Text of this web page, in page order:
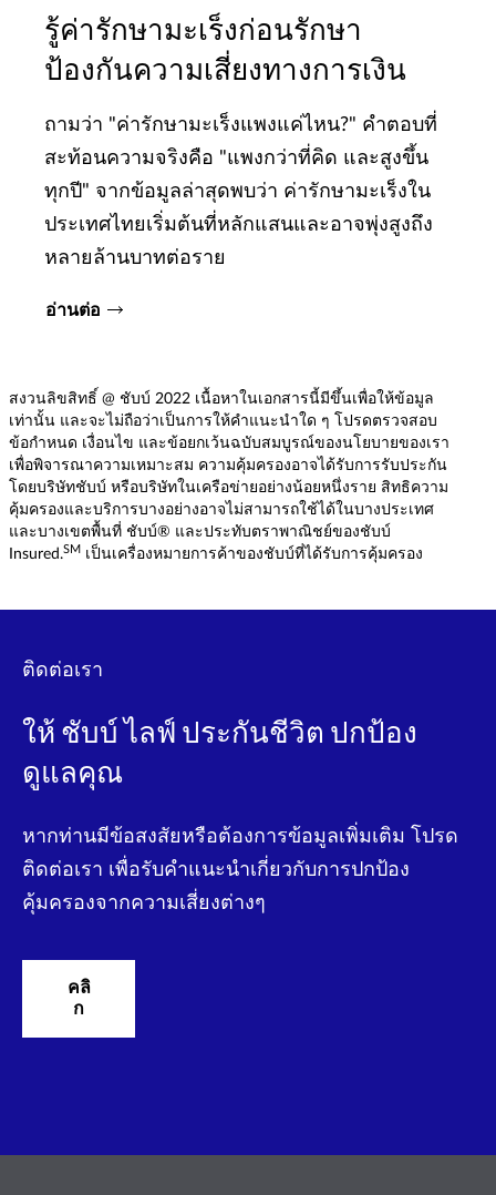
รู้ค่ารักษามะเร็งก่อนรักษา
ป้องกันความเสี่ยงทางการเงิน
ถามว่า "ค่ารักษามะเร็งแพงแค่ไหน?" คำตอบที่
สะท้อนความจริงคือ "แพงกว่าที่คิด และสูงขึ้น
ทุกปี" จากข้อมูลล่าสุดพบว่า ค่ารักษามะเร็งใน
ประเทศไทยเริ่มต้นที่หลักแสนและอาจพุ่งสูงถึง
หลายล้านบาทต่อราย
อ่านต่อ
สงวนลิขสิทธิ์ @ ชับบ์ 2022 เนื้อหาในเอกสารนี้มีขึ้นเพื่อให้ข้อมูล
เท่านั้น และจะไม่ถือว่าเป็นการให้คำแนะนำใด ๆ โปรดตรวจสอบ
ข้อกำหนด เงื่อนไข และข้อยกเว้นฉบับสมบูรณ์ของนโยบายของเรา
เพื่อพิจารณาความเหมาะสม ความคุ้มครองอาจได้รับการรับประกัน
โดยบริษัทชับบ์ หรือบริษัทในเครือข่ายอย่างน้อยหนึ่งราย สิทธิความ
คุ้มครองและบริการบางอย่างอาจไม่สามารถใช้ได้ในบางประเทศ
และบางเขตพื้นที่ ชับบ์® และประทับตราพาณิชย์ของชับบ์
Insured.SM เป็นเครื่องหมายการค้าของชับบ์ที่ได้รับการคุ้มครอง
ติดต่อเรา
ให้ ชับบ์ ไลฟ์ ประกันชีวิต ปกป้อง
ดูแลคุณ
หากท่านมีข้อสงสัยหรือต้องการข้อมูลเพิ่มเติม โปรด
ติดต่อเรา เพื่อรับคําแนะนําเกี่ยวกับการปกป้อง
คุ้มครองจากความเสี่ยงต่างๆ
คลิ
ก